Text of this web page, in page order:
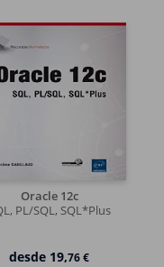
Oracle 12c
PL/SQL, SQL*Plus
desde 19,76 €